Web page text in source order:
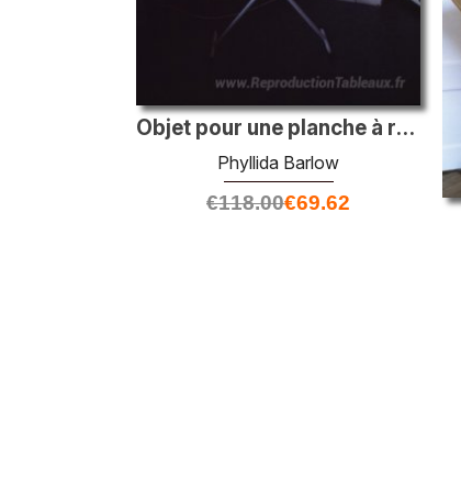
Objet pour une planche à repasser
Phyllida Barlow
€118.00€69.62